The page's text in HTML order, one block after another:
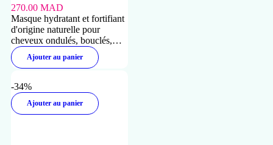
270.00 MAD
Masque hydratant et fortifiant
d'origine naturelle pour
cheveux ondulés, bouclés,
frisés et crépus.
Ajouter au panier
-34%
Ajouter au panier